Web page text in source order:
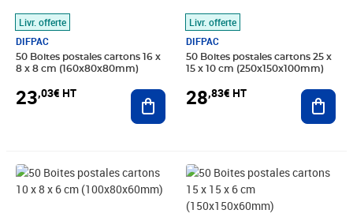
Livr. offerte
DIFPAC
50 Boites postales cartons 16 x
8 x 8 cm (160x80x80mm)
23,03€ HT Ajouter au panier
Livr. offerte
DIFPAC
50 Boites postales cartons 25 x
15 x 10 cm (250x150x100mm)
28,83€ HT
Prix 15,36€ HT Prix 23,03€ HT